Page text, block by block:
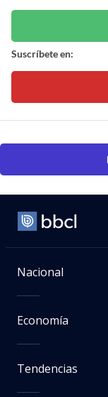
Suscríbete en:
Nacional
Economía
Tendencias